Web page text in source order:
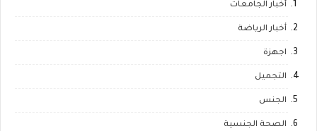
أخبار الجامعات
أخبار الرياضة
اجهزة
التجميل
الجنس
الصحة الجنسية